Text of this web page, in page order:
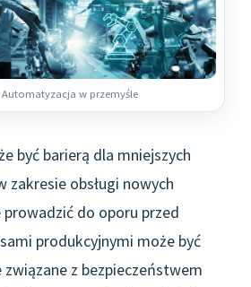
Automatyzacja w przemyśle
być barierą dla mniejszych
obsługi nowych
do oporu przed
produkcyjnymi może być
z bezpieczeństwem